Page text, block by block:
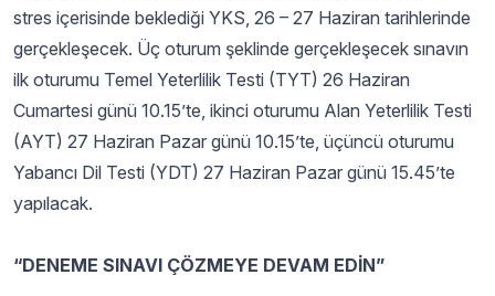
stres içerisinde beklediği YKS, 26 – 27 Haziran tarihlerinde
gerçekleşecek. Üç oturum şeklinde gerçekleşecek sınavın
ilk oturumu Temel Yeterlilik Testi (TYT) 26 Haziran
Cumartesi günü 10.15’te, ikinci oturumu Alan Yeterlilik Testi
(AYT) 27 Haziran Pazar günü 10.15’te, üçüncü oturumu
Yabancı Dil Testi (YDT) 27 Haziran Pazar günü 15.45’te
yapılacak.
“DENEME SINAVI ÇÖZMEYE DEVAM EDİN”